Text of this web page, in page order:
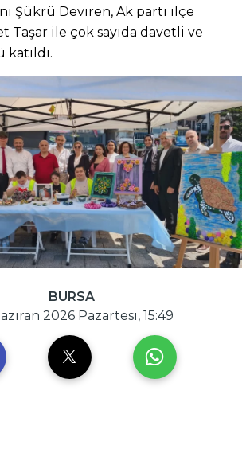
Şükrü Deviren, Ak parti ilçe
Taşar ile çok sayıda davetli ve
BURSA
2026 Pazartesi, 15:49